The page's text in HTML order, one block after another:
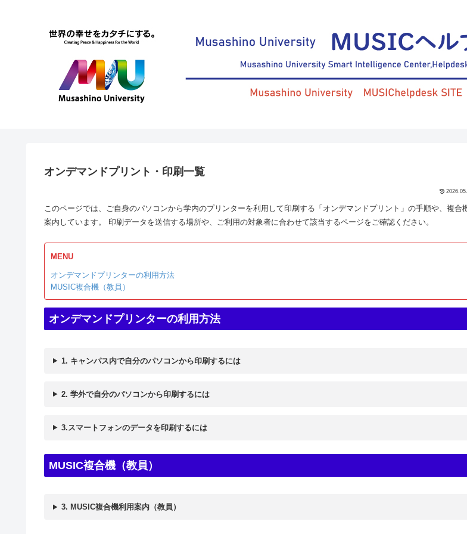
オンデマンドプリント・印刷一覧
このページでは、ご自身のパソコンから学内のプリンターを利用して印刷する「オンデマンドプリント」の手順や、複合
案内しています。 印刷データを送信する場所や、ご利用の対象者に合わせて該当するページをご確認ください。
MENU
オンデマンドプリンターの利用方法
MUSIC複合機（教員）
オンデマンドプリンターの利用方法
1. キャンパス内で自分のパソコンから印刷するには
2. 学外で自分のパソコンから印刷するには
3.スマートフォンのデータを印刷するには
MUSIC複合機 （教員）
3. MUSIC複合機利用案内（教員）